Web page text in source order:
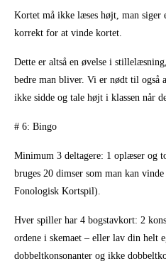
Kortet må ikke læses højt, man
korrekt for at vinde kortet.
Dette er altså en øvelse i
bedre man bliver. Vi er nødt til også
ikke sidde og tale højt i klassen når
# 6: Bingo
Minimum 3 deltagere: 1 oplæser og
bruges 20 dimser som man kan
Fonologisk Kortspil).
Hver spiller har 4 bogstavkort: 2
ordene i skemaet – eller lav din helt
dobbeltkonsonanter og ikke